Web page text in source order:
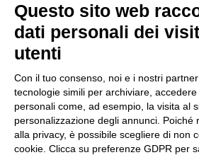
Informativa Privacy
Ufficio Relazioni con il Pubblico
Dichiarazione di accessibilità
Obiettivi di accessibilità
Gestione consensi cookie
Amministrazione trasparente
Pagina visualizzata
1112 volte
Sezione Copyright
Questo sito web
dati personali dei
utenti
Con il tuo consenso, noi e i nostri
tecnologie simili per archiviare,
personali come, ad esempio, la visita al
personalizzazione degli annunci. Poiché
alla privacy, è possibile scegliere di non
cookie. Clicca su preferenze GDPR per